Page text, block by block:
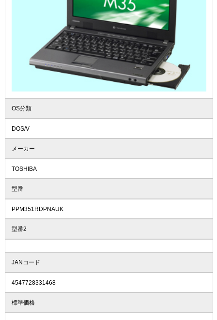
OS分類
DOS/V
メーカー
TOSHIBA
型番
PPM351RDPNAUK
型番2
JANコード
4547728331468
標準価格